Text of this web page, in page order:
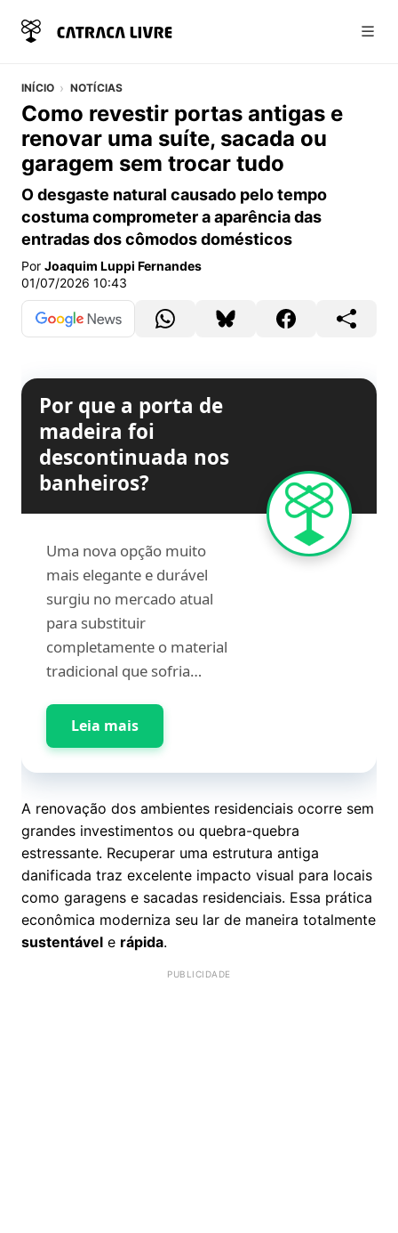
INÍCIO NOTÍCIAS
Como revestir portas antigas e
renovar uma suíte, sacada ou
garagem sem trocar tudo
O desgaste natural causado pelo tempo
costuma comprometer a aparência das
entradas dos cômodos domésticos
Por Joaquim Luppi Fernandes
01/07/2026 10:43
Por que a porta de
madeira foi
descontinuada nos
banheiros?
Uma nova opção muito
mais elegante e durável
surgiu no mercado atual
para substituir
completamente o material
tradicional que sofria…
Leia mais
A renovação dos ambientes residenciais ocorre sem
grandes investimentos ou quebra-quebra
estressante. Recuperar uma estrutura antiga
danificada traz excelente impacto visual para locais
como garagens e sacadas residenciais. Essa prática
econômica moderniza seu lar de maneira totalmente
sustentável e rápida.